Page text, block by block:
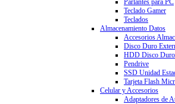
Parlantes para PC
Teclado Gamer
Teclados
Almacenamiento Datos
Accesorios
Disco Duro
HDD Disco
Pendrive
SSD Unidad
Tarjeta Flash
Celular y Accesorios
Adaptadores de